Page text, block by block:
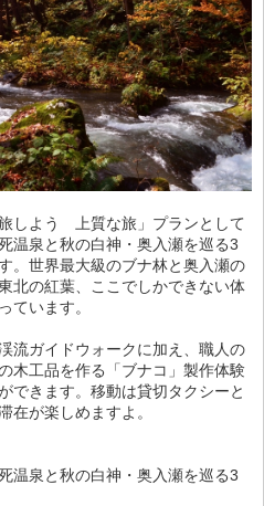
しよう 上質な旅」プランとして
温泉と秋の白神・奥入瀬を巡る3
。世界最大級のブナ林と奥入瀬の
北の紅葉、ここでしかできない体
ています。
流ガイドウォークに加え、職人の
木工品を作る「ブナコ」製作体験
できます。移動は貸切タクシーと
在が楽しめますよ。
泉と秋の白神・奥入瀬を巡る3